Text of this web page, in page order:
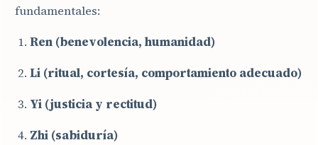
fundamentales:
Ren (benevolencia, humanidad)
Li (ritual, cortesía, comportamiento adecuado)
Yi (justicia y rectitud)
Zhi (sabiduría)